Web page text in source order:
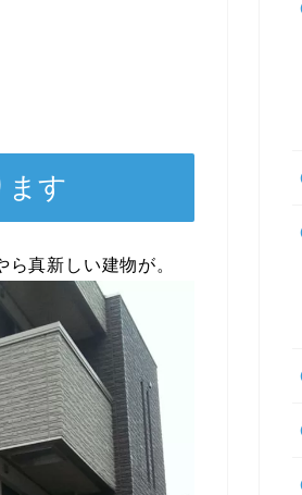
ます
真新しい建物が。